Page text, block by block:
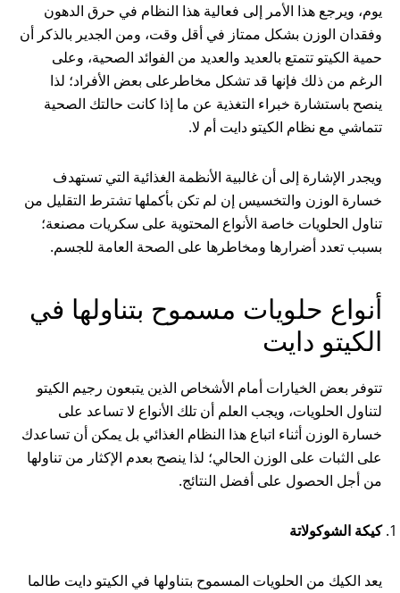
يوم، ويرجع هذا الأمر إلى فعالية هذا النظام في حرق الدهون
وفقدان الوزن بشكل ممتاز في أقل وقت، ومن الجدير بالذكر أن
حمية الكيتو تتمتع بالعديد والعديد من الفوائد الصحية، وعلى
الرغم من ذلك فإنها قد تشكل مخاطرعلى بعض الأفراد؛ لذا
ينصح باستشارة خبراء التغذية عن ما إذا كانت حالتك الصحية
تتماشي مع نظام الكيتو دايت أم لا.
ويجدر الإشارة إلى أن غالبية الأنظمة الغذائية التي تستهدف
خسارة الوزن والتخسيس إن لم تكن بأكملها تشترط التقليل من
تناول الحلويات خاصة الأنواع المحتوية على سكريات مصنعة؛
بسبب تعدد أضرارها ومخاطرها على الصحة العامة للجسم.
أنواع حلويات مسموح بتناولها في
الكيتو دايت
تتوفر بعض الخيارات أمام الأشخاص الذين يتبعون رجيم الكيتو
لتناول الحلويات، ويجب العلم أن تلك الأنواع لا تساعد على
خسارة الوزن أثناء اتباع هذا النظام الغذائي بل يمكن أن تساعدك
على الثبات على الوزن الحالي؛ لذا ينصح بعدم الإكثار من تناولها
من أجل الحصول على أفضل النتائج.
كيكة الشوكولاتة
يعد الكيك من الحلويات المسموح بتناولها في الكيتو دايت طالما